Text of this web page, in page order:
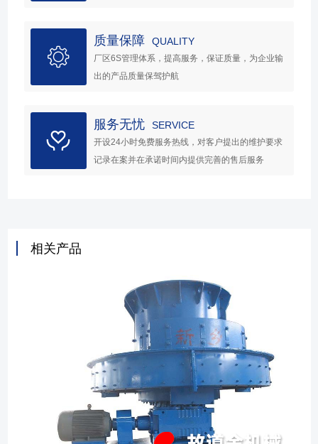
质量保障 QUALITY
厂区6S管理体系，提高服务，保证质量，为企业输
出的产品质量保驾护航
服务无忧 SERVICE
开设24小时免费服务热线，对客户提出的维护要求
记录在案并在承诺时间内提供完善的售后服务
相关产品